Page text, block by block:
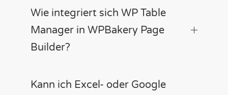
Wie integriert sich WP Table
Manager in WPBakery Page
Builder?
Kann ich Excel- oder Google